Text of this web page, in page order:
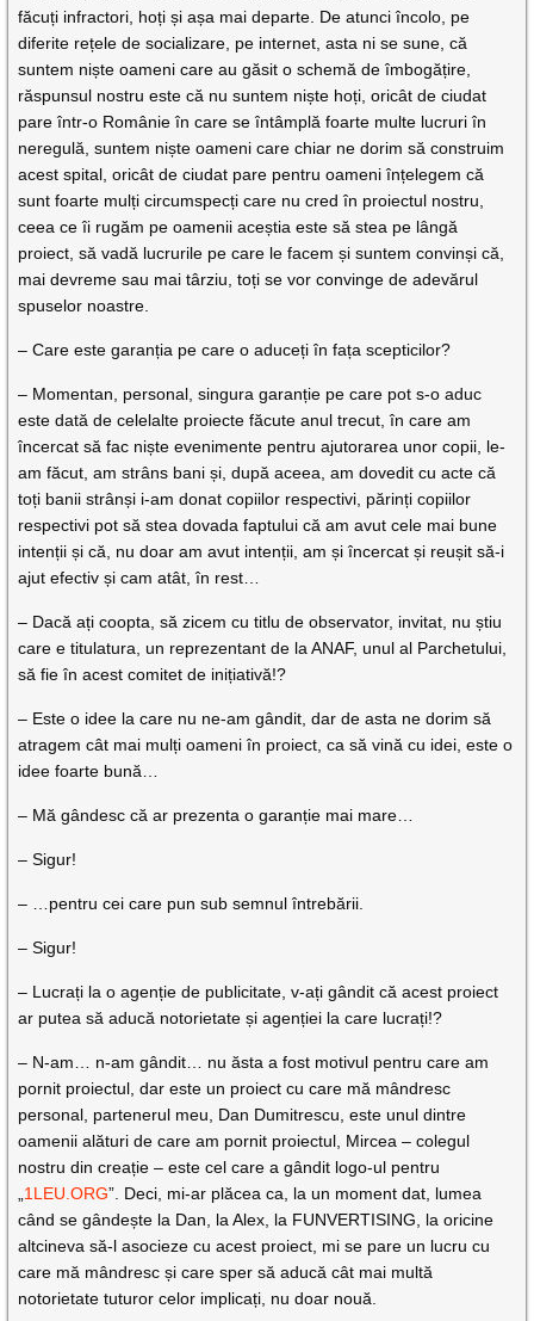
făcuți infractori, hoți și așa mai departe. De atunci încolo, pe
diferite rețele de socializare, pe internet, asta ni se sune, că
suntem niște oameni care au găsit o schemă de îmbogățire,
răspunsul nostru este că nu suntem niște hoți, oricât de ciudat
pare într-o Românie în care se întâmplă foarte multe lucruri în
neregulă, suntem niște oameni care chiar ne dorim să construim
acest spital, oricât de ciudat pare pentru oameni înțelegem că
sunt foarte mulți circumspecți care nu cred în proiectul nostru,
ceea ce îi rugăm pe oamenii aceștia este să stea pe lângă
proiect, să vadă lucrurile pe care le facem și suntem convinși că,
mai devreme sau mai târziu, toți se vor convinge de adevărul
spuselor noastre.
– Care este garanția pe care o aduceți în fața scepticilor?
– Momentan, personal, singura garanție pe care pot s-o aduc
este dată de celelalte proiecte făcute anul trecut, în care am
încercat să fac niște evenimente pentru ajutorarea unor copii, le-
am făcut, am strâns bani și, după aceea, am dovedit cu acte că
toți banii strânși i-am donat copiilor respectivi, părinți copiilor
respectivi pot să stea dovada faptului că am avut cele mai bune
intenții și că, nu doar am avut intenții, am și încercat și reușit să-i
ajut efectiv și cam atât, în rest…
– Dacă ați coopta, să zicem cu titlu de observator, invitat, nu știu
care e titulatura, un reprezentant de la ANAF, unul al Parchetului,
să fie în acest comitet de inițiativă!?
– Este o idee la care nu ne-am gândit, dar de asta ne dorim să
atragem cât mai mulți oameni în proiect, ca să vină cu idei, este o
idee foarte bună…
– Mă gândesc că ar prezenta o garanție mai mare…
– Sigur!
– …pentru cei care pun sub semnul întrebării.
– Sigur!
– Lucrați la o agenție de publicitate, v-ați gândit că acest proiect
ar putea să aducă notorietate și agenției la care lucrați!?
– N-am… n-am gândit… nu ăsta a fost motivul pentru care am
pornit proiectul, dar este un proiect cu care mă mândresc
personal, partenerul meu, Dan Dumitrescu, este unul dintre
oamenii alături de care am pornit proiectul, Mircea – colegul
nostru din creație – este cel care a gândit logo-ul pentru
1LEU.ORG”. Deci, mi-ar plăcea ca, la un moment dat, lumea
când se gândește la Dan, la Alex, la FUNVERTISING, la oricine
altcineva să-l asocieze cu acest proiect, mi se pare un lucru cu
care mă mândresc și care sper să aducă cât mai multă
notorietate tuturor celor implicați, nu doar nouă.